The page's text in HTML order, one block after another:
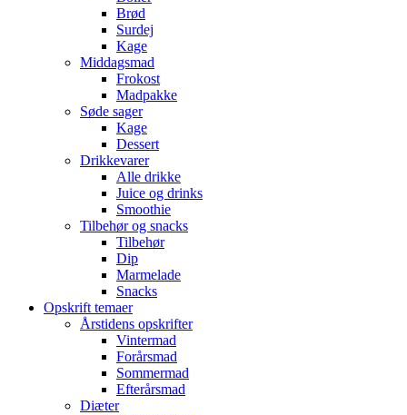
Brød
Surdej
Kage
Middagsmad
Frokost
Madpakke
Søde sager
Kage
Dessert
Drikkevarer
Alle drikke
Juice og drinks
Smoothie
Tilbehør og snacks
Tilbehør
Dip
Marmelade
Snacks
Opskrift temaer
Årstidens opskrifter
Vintermad
Forårsmad
Sommermad
Efterårsmad
Diæter